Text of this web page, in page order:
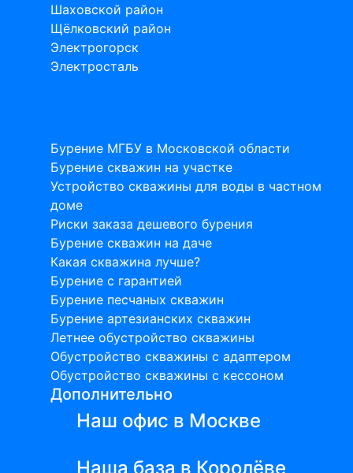
Шаховской район
Щёлковский район
Электрогорск
Электросталь
Бурение МГБУ в Московской области
Бурение скважин на участке
Устройство скважины для воды в частном
доме
Риски заказа дешевого бурения
Бурение скважин на даче
Какая скважина лучше?
Бурение с гарантией
Бурение песчаных скважин
Бурение артезианских скважин
Летнее обустройство скважины
Обустройство скважины с адаптером
Обустройство скважины с кессоном
Дополнительно
Наш офис в Москве
Наша база в Королёве